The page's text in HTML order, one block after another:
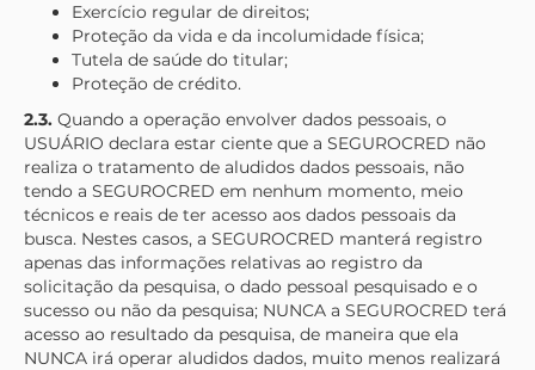
Exercício regular de direitos;
Proteção da vida e da incolumidade física;
Tutela de saúde do titular;
Proteção de crédito.
2.3. Quando a operação envolver dados pessoais, o
USUÁRIO declara estar ciente que a SEGUROCRED não
realiza o tratamento de aludidos dados pessoais, não
tendo a SEGUROCRED em nenhum momento, meio
técnicos e reais de ter acesso aos dados pessoais da
busca. Nestes casos, a SEGUROCRED manterá registro
apenas das informações relativas ao registro da
solicitação da pesquisa, o dado pessoal pesquisado e o
sucesso ou não da pesquisa; NUNCA a SEGUROCRED terá
acesso ao resultado da pesquisa, de maneira que ela
NUNCA irá operar aludidos dados, muito menos realizará